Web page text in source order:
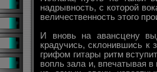
надрывность, с которой
величественность этого
И вновь на авансцену
крадучись, склонившись к
грифом гитары ритм
вопль зала и, впечатывая в